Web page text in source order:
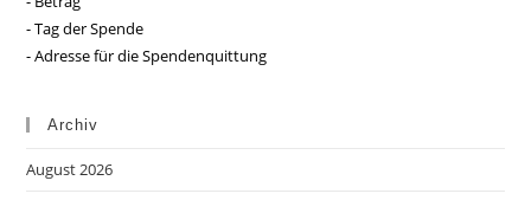
- Tag der Spende
- Adresse für die Spendenquittung
Archiv
August 2026